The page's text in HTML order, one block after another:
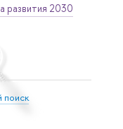
развития 2030
поиск